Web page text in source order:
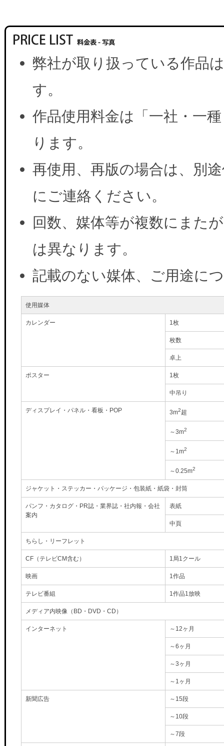
弊社が取り扱っている作品
す。
作品使用料金は「一社・一
ります。
再使用、再版の場合は、別
にご連絡ください。
回数、媒体等が複数にまた
は異なります。
記載のない媒体、ご用途に
使用媒体
カレンダー 1枚
枚数
卓上
ポスター 1枚
中吊り
ディスプレイ・パネル・看板・POP 3m2超
～3m2
～1m2
～0.25m2
ジャケット・ステッカー・パッケージ・包装紙・紙袋・封筒
パンフ・カタログ・PR誌・業界誌・社内報・会社
案内
表紙
中頁
ちらし・リーフレット
CF（テレビCM含む） 1局1クール
映画 1作品
テレビ番組 1作品1放映
メディア内映像（BD・DVD・CD）
インターネット ～12ヶ月
～6ヶ月
～3ヶ月
～1ヶ月
新聞広告 ～15段
～10段
～7段